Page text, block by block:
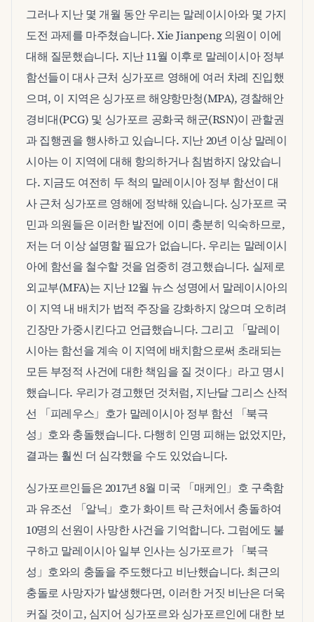
그러나 지난 몇 개월 동안 우리는 말레이시아와 몇 가지
도전 과제를 마주쳤습니다. Xie Jianpeng 의원이 이에
대해 질문했습니다. 지난 11월 이후로 말레이시아 정부
함선들이 대사 근처 싱가포르 영해에 여러 차례 진입했
으며, 이 지역은 싱가포르 해양항만청(MPA), 경찰해안
경비대(PCG) 및 싱가포르 공화국 해군(RSN)이 관할권
과 집행권을 행사하고 있습니다. 지난 20년 이상 말레이
시아는 이 지역에 대해 항의하거나 침범하지 않았습니
다. 지금도 여전히 두 척의 말레이시아 정부 함선이 대
사 근처 싱가포르 영해에 정박해 있습니다. 싱가포르 국
민과 의원들은 이러한 발전에 이미 충분히 익숙하므로,
저는 더 이상 설명할 필요가 없습니다. 우리는 말레이시
아에 함선을 철수할 것을 엄중히 경고했습니다. 실제로
외교부(MFA)는 지난 12월 뉴스 성명에서 말레이시아의
이 지역 내 배치가 법적 주장을 강화하지 않으며 오히려
긴장만 가중시킨다고 언급했습니다. 그리고 「말레이
시아는 함선을 계속 이 지역에 배치함으로써 초래되는
모든 부정적 사건에 대한 책임을 질 것이다」라고 명시
했습니다. 우리가 경고했던 것처럼, 지난달 그리스 산적
선 「피레우스」호가 말레이시아 정부 함선 「북극
성」호와 충돌했습니다. 다행히 인명 피해는 없었지만,
결과는 훨씬 더 심각했을 수도 있었습니다.
싱가포르인들은 2017년 8월 미국 「매케인」호 구축함
과 유조선 「알닉」호가 화이트 락 근처에서 충돌하여
10명의 선원이 사망한 사건을 기억합니다. 그럼에도 불
구하고 말레이시아 일부 인사는 싱가포르가 「북극
성」호와의 충돌을 주도했다고 비난했습니다. 최근의
충돌로 사망자가 발생했다면, 이러한 거짓 비난은 더욱
커질 것이고, 심지어 싱가포르와 싱가포르인에 대한 보